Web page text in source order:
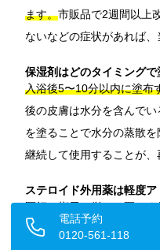
ます。市販品で2週間以上
ないなどの症状があれば、
保湿剤はどのタイミング
入浴後5〜10分以内に塗布
後の皮膚は水分を含んで
を塗ることで水分の蒸散
継続して使用することが
ステロイド外用薬は軽度
医師の指示に従って正し
てのステロイドの副作用
電話予約
0120-561-118